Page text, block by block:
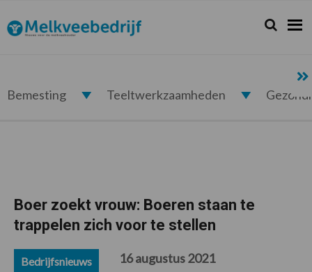
de
hoofdnavigatie
de
hoofd
de
eerste
de
voettekst
Melkveebedrijf.nl Zoeken...
Zoek
Bemesting Teeltwerkzaamheden
Boer zoekt vrouw: Boeren staan te
trappelen zich voor te stellen
Bedrijfsnieuws 16 augustus 2021